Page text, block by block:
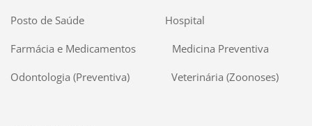
Posto de Saúde Hospital
Farmácia e Medicamentos Medicina Preventiva
Odontologia (Preventiva) Veterinária (Zoonoses)